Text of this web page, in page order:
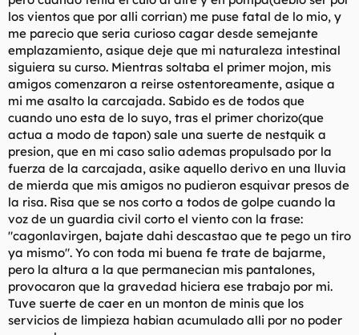
los vientos que por alli corrian) me puse fatal de lo mio, y
me parecio que seria curioso cagar desde semejante
emplazamiento, asique deje que mi naturaleza intestinal
siguiera su curso. Mientras soltaba el primer mojon, mis
amigos comenzaron a reirse ostentoreamente, asique a
mi me asalto la carcajada. Sabido es de todos que
cuando uno esta de lo suyo, tras el primer chorizo(que
actua a modo de tapon) sale una suerte de nestquik a
presion, que en mi caso salio ademas propulsado por la
fuerza de la carcajada, asike aquello derivo en una lluvia
de mierda que mis amigos no pudieron esquivar presos de
la risa. Risa que se nos corto a todos de golpe cuando la
voz de un guardia civil corto el viento con la frase:
"cagonlavirgen, bajate dahi descastao que te pego un tiro
ya mismo". Yo con toda mi buena fe trate de bajarme,
pero la altura a la que permanecian mis pantalones,
provocaron que la gravedad hiciera ese trabajo por mi.
Tuve suerte de caer en un monton de minis que los
servicios de limpieza habian acumulado alli por no poder